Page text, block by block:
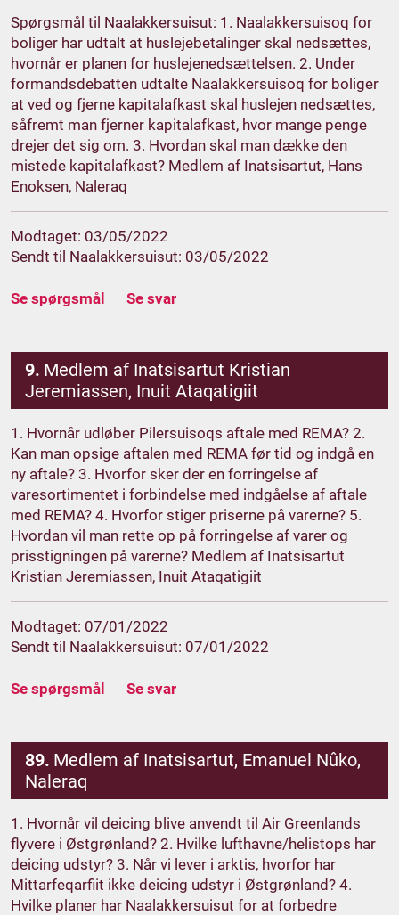
Spørgsmål til Naalakkersuisut: 1. Naalakkersuisoq for
boliger har udtalt at huslejebetalinger skal nedsættes,
hvornår er planen for huslejenedsættelsen. 2. Under
formandsdebatten udtalte Naalakkersuisoq for boliger
at ved og fjerne kapitalafkast skal huslejen nedsættes,
såfremt man fjerner kapitalafkast, hvor mange penge
drejer det sig om. 3. Hvordan skal man dække den
mistede kapitalafkast? Medlem af Inatsisartut, Hans
Enoksen, Naleraq
Modtaget: 03/05/2022
Sendt til Naalakkersuisut: 03/05/2022
Se spørgsmål Se svar
9. Medlem af Inatsisartut Kristian
Jeremiassen, Inuit Ataqatigiit
1. Hvornår udløber Pilersuisoqs aftale med REMA? 2.
Kan man opsige aftalen med REMA før tid og indgå en
ny aftale? 3. Hvorfor sker der en forringelse af
varesortimentet i forbindelse med indgåelse af aftale
med REMA? 4. Hvorfor stiger priserne på varerne? 5.
Hvordan vil man rette op på forringelse af varer og
prisstigningen på varerne? Medlem af Inatsisartut
Kristian Jeremiassen, Inuit Ataqatigiit
Modtaget: 07/01/2022
Sendt til Naalakkersuisut: 07/01/2022
Se spørgsmål Se svar
89. Medlem af Inatsisartut, Emanuel Nûko,
Naleraq
1. Hvornår vil deicing blive anvendt til Air Greenlands
flyvere i Østgrønland? 2. Hvilke lufthavne/helistops har
deicing udstyr? 3. Når vi lever i arktis, hvorfor har
Mittarfeqarfiit ikke deicing udstyr i Østgrønland? 4.
Hvilke planer har Naalakkersuisut for at forbedre